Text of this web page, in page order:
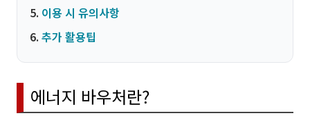
이용 시 유의사항
추가 활용팁
에너지 바우처란?